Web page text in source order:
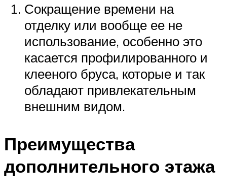
Сокращение времени на
отделку или вообще ее не
использование, особенно это
касается профилированного и
клееного бруса, которые и так
обладают привлекательным
внешним видом.
Преимущества
дополнительного этажа